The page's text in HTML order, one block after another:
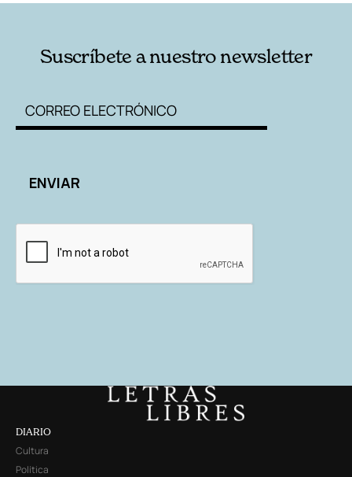
Suscríbete a nuestro newsletter
DIARIO
Cultura
Política